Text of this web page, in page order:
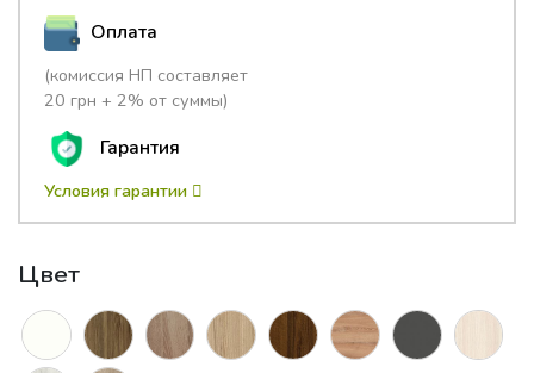
Оплата
(комиссия НП составляет
20 грн + 2% от суммы)
Гарантия
Условия гарантии
Цвет